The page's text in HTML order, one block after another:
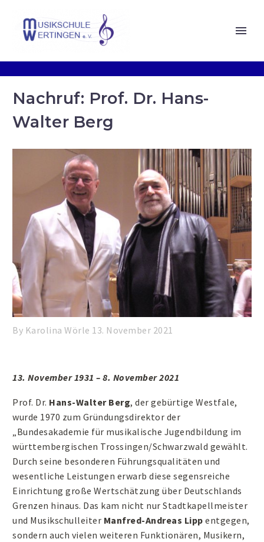
Nachruf: Prof. Dr. Hans-
Walter Berg
By Karolina Wörle 13. November 2021
13. November 1931 – 8. November 2021
Prof. Dr. Hans-Walter Berg, der gebürtige Westfale,
wurde 1970 zum Gründungsdirektor der
„Bundesakademie für musikalische Jugendbildung im
württembergischen Trossingen/Schwarzwald gewählt.
Durch seine besonderen Führungsqualitäten und
wesentliche Leistungen erwarb diese segensreiche
Einrichtung große Wertschätzung über Deutschlands
Grenzen hinaus. Das kam nicht nur Stadtkapellmeister
und Musikschulleiter Manfred-Andreas Lipp entgegen,
sondern auch vielen weiteren Funktionären, Musikern,